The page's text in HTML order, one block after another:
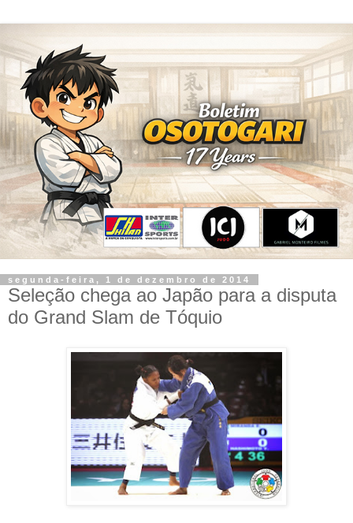
segunda-feira, 1 de dezembro de 2014
Seleção chega ao Japão para a disputa
do Grand Slam de Tóquio